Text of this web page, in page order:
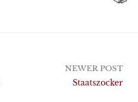
NEWER POST
Staatszocker